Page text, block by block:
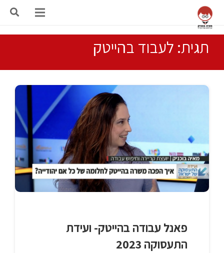
תגית: לעבוד בהייטק
פאנל עבודה בהייטק- ועידת
התעסוקה 2023